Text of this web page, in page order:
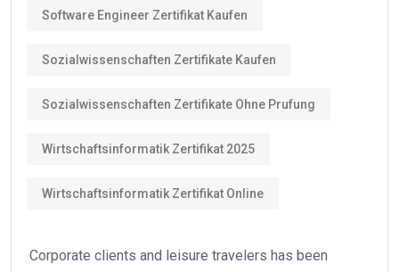
Software Engineer Zertifikat Kaufen
Sozialwissenschaften Zertifikate Kaufen
Sozialwissenschaften Zertifikate Ohne Prufung
Wirtschaftsinformatik Zertifikat 2025
Wirtschaftsinformatik Zertifikat Online
Corporate clients and leisure travelers has been